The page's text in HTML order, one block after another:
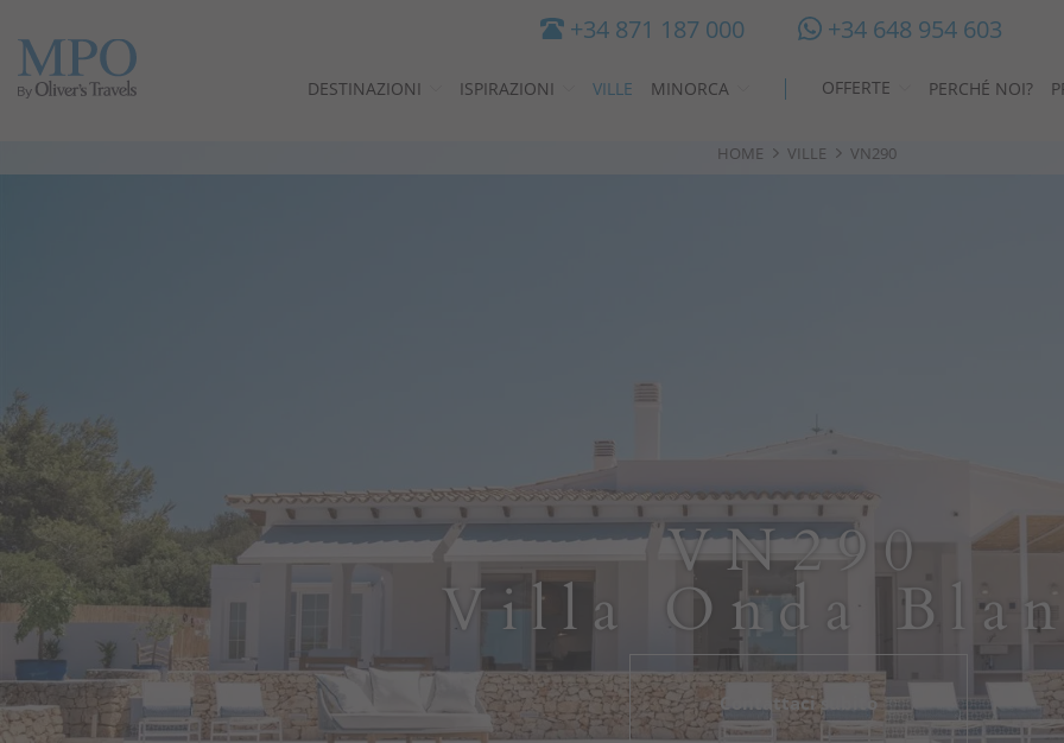
+34 871 187 000 +34 648 954 603
DESTINAZIONI ISPIRAZIONI VILLE MINORCA OFFERTE PERCHÉ NOI?
Destinazioni
Perché noi?
Proprietari
Portale
VN290
Villa Onda
Contattaci subito
HOME VILLE VN290